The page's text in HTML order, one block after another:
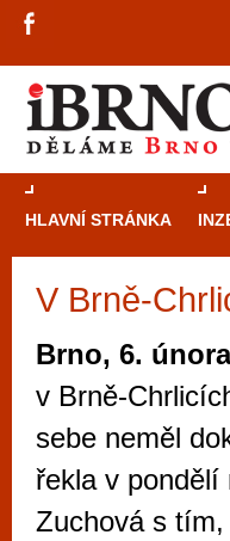
HLAVNÍ STRÁNKA
V Brně-
Brno, 6.
v Brně-
sebe neměl
řekla v pondělí
Zuchová s
Mimo jiné je ale